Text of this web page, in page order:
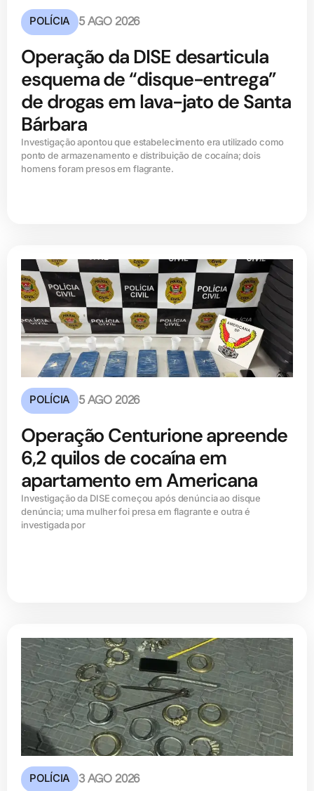
POLÍCIA 5 AGO 2026
Operação da DISE desarticula
esquema de “disque-entrega”
de drogas em lava-jato de Santa
Bárbara
Investigação apontou que estabelecimento era utilizado como
ponto de armazenamento e distribuição de cocaína; dois
homens foram presos em flagrante.
POLÍCIA 5 AGO 2026
Operação Centurione apreende
6,2 quilos de cocaína em
apartamento em Americana
Investigação da DISE começou após denúncia ao disque
denúncia; uma mulher foi presa em flagrante e outra é
investigada por
POLÍCIA 3 AGO 2026